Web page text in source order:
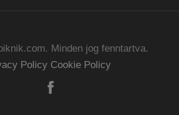
Minden jog fenntartva.
Policy Cookie Policy